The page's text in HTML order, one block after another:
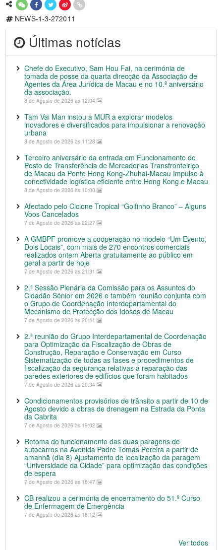
NEWS-1-3-272011
Últimas notícias
Chefe do Executivo, Sam Hou Fai, na cerimónia de
tomada de posse da quarta direcção da Associação de
Agentes da Área Jurídica de Macau e no 10.º aniversário
da associação.
8 de Agosto de 2026 às 12:04
Tam Vai Man instou a MUR a explorar modelos
inovadores e diversificados para impulsionar a renovação
urbana
8 de Agosto de 2026 às 11:28
Terceiro aniversário da entrada em Funcionamento do
Posto de Transferência de Mercadorias Transfronteiriço
de Macau da Ponte Hong Kong-Zhuhai-Macau Impulso à
conectividade logística eficiente entre Hong Kong e Macau
8 de Agosto de 2026 às 10:00
Afectado pelo Ciclone Tropical “Golfinho Branco” – Alguns
Voos Cancelados
7 de Agosto de 2026 às 22:27
A GMBPF promove a cooperação no modelo “Um Evento,
Dois Locais”, com mais de 270 encontros comerciais
realizados ontem Aberta gratuitamente ao público em
geral a partir de hoje
7 de Agosto de 2026 às 21:31
2.ª Sessão Plenária da Comissão para os Assuntos do
Cidadão Sénior em 2026 e também reunião conjunta com
o Grupo de Coordenação Interdepartamental do
Mecanismo de Protecção dos Idosos de Macau
7 de Agosto de 2026 às 20:41
2.ª reunião do Grupo Interdepartamental de Coordenação
para Optimização da Fiscalização de Obras de
Construção, Reparação e Conservação em Curso
Sistematização de todas as fases e procedimentos de
fiscalização da segurança relativas a reparação das
paredes exteriores de edifícios que foram habitados
7 de Agosto de 2026 às 20:34
Condicionamentos provisórios de trânsito a partir de 10 de
Agosto devido a obras de drenagem na Estrada da Ponta
da Cabrita
7 de Agosto de 2026 às 19:02
Retoma do funcionamento das duas paragens de
autocarros na Avenida Padre Tomás Pereira a partir de
amanhã (dia 8) Ajustamento de localização da paragem
“Universidade da Cidade” para optimização das condições
de espera
7 de Agosto de 2026 às 18:47
CB realizou a cerimónia de encerramento do 51.º Curso
de Enfermagem de Emergência
7 de Agosto de 2026 às 18:12
Ver todos